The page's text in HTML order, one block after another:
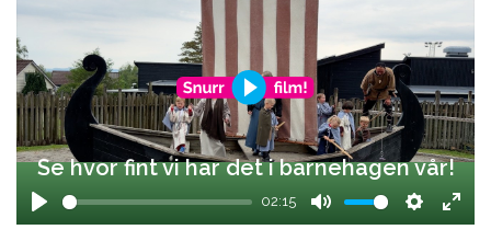
Play
02:15
Mute Settings
Se hvor fint vi har det i barnehagen vår!